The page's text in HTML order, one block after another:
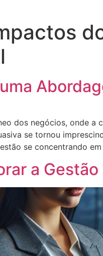
dos negócios, onde a
se tornou
se concentrando
a